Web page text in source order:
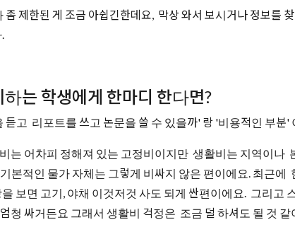
좀 제한된 게 조금 아쉽긴한데요, 막상 와서 보시거나 정보를
는 학생에게 한마디 한다면?
고 리포트를 쓰고 논문을 쓸 수 있을까' 랑 '비용적인 부분'
는 어차피 정해져 있는 고정비이지만 생활비는 지역이
본적인 물가 자체는 그렇게 비싸지 않은 편이에요. 최근
보면 고기, 야채 이것저것 사도 되게 싼편이에요. 그리고
청 싸거든요 그래서 생활비 걱정은 조금 덜 하셔도 될 것 같